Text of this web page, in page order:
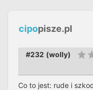
cipopisze.pl
#232 (wolly)
Co to jest: rude i